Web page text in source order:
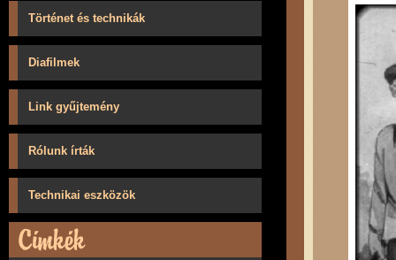
Történet és technikák
Diafilmek
Link gyűjtemény
Rólunk írták
Technikai eszközök